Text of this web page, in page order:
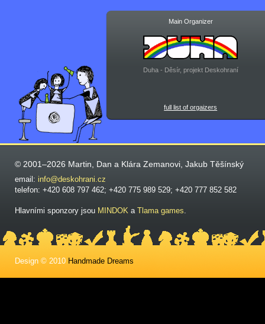
Main Organizer
Duha - Děsír, projekt Deskohraní
full list of orgaizers
© 2001–2026 Martin, Dan a Klára Zemanovi, Jakub Těšínský
email: info@deskohrani.cz
telefon: +420 608 797 462; +420 775 989 529; +420 777 852 582
Hlavními sponzory jsou MINDOK a Tlama games.
Design © 2010 Handmade Dreams